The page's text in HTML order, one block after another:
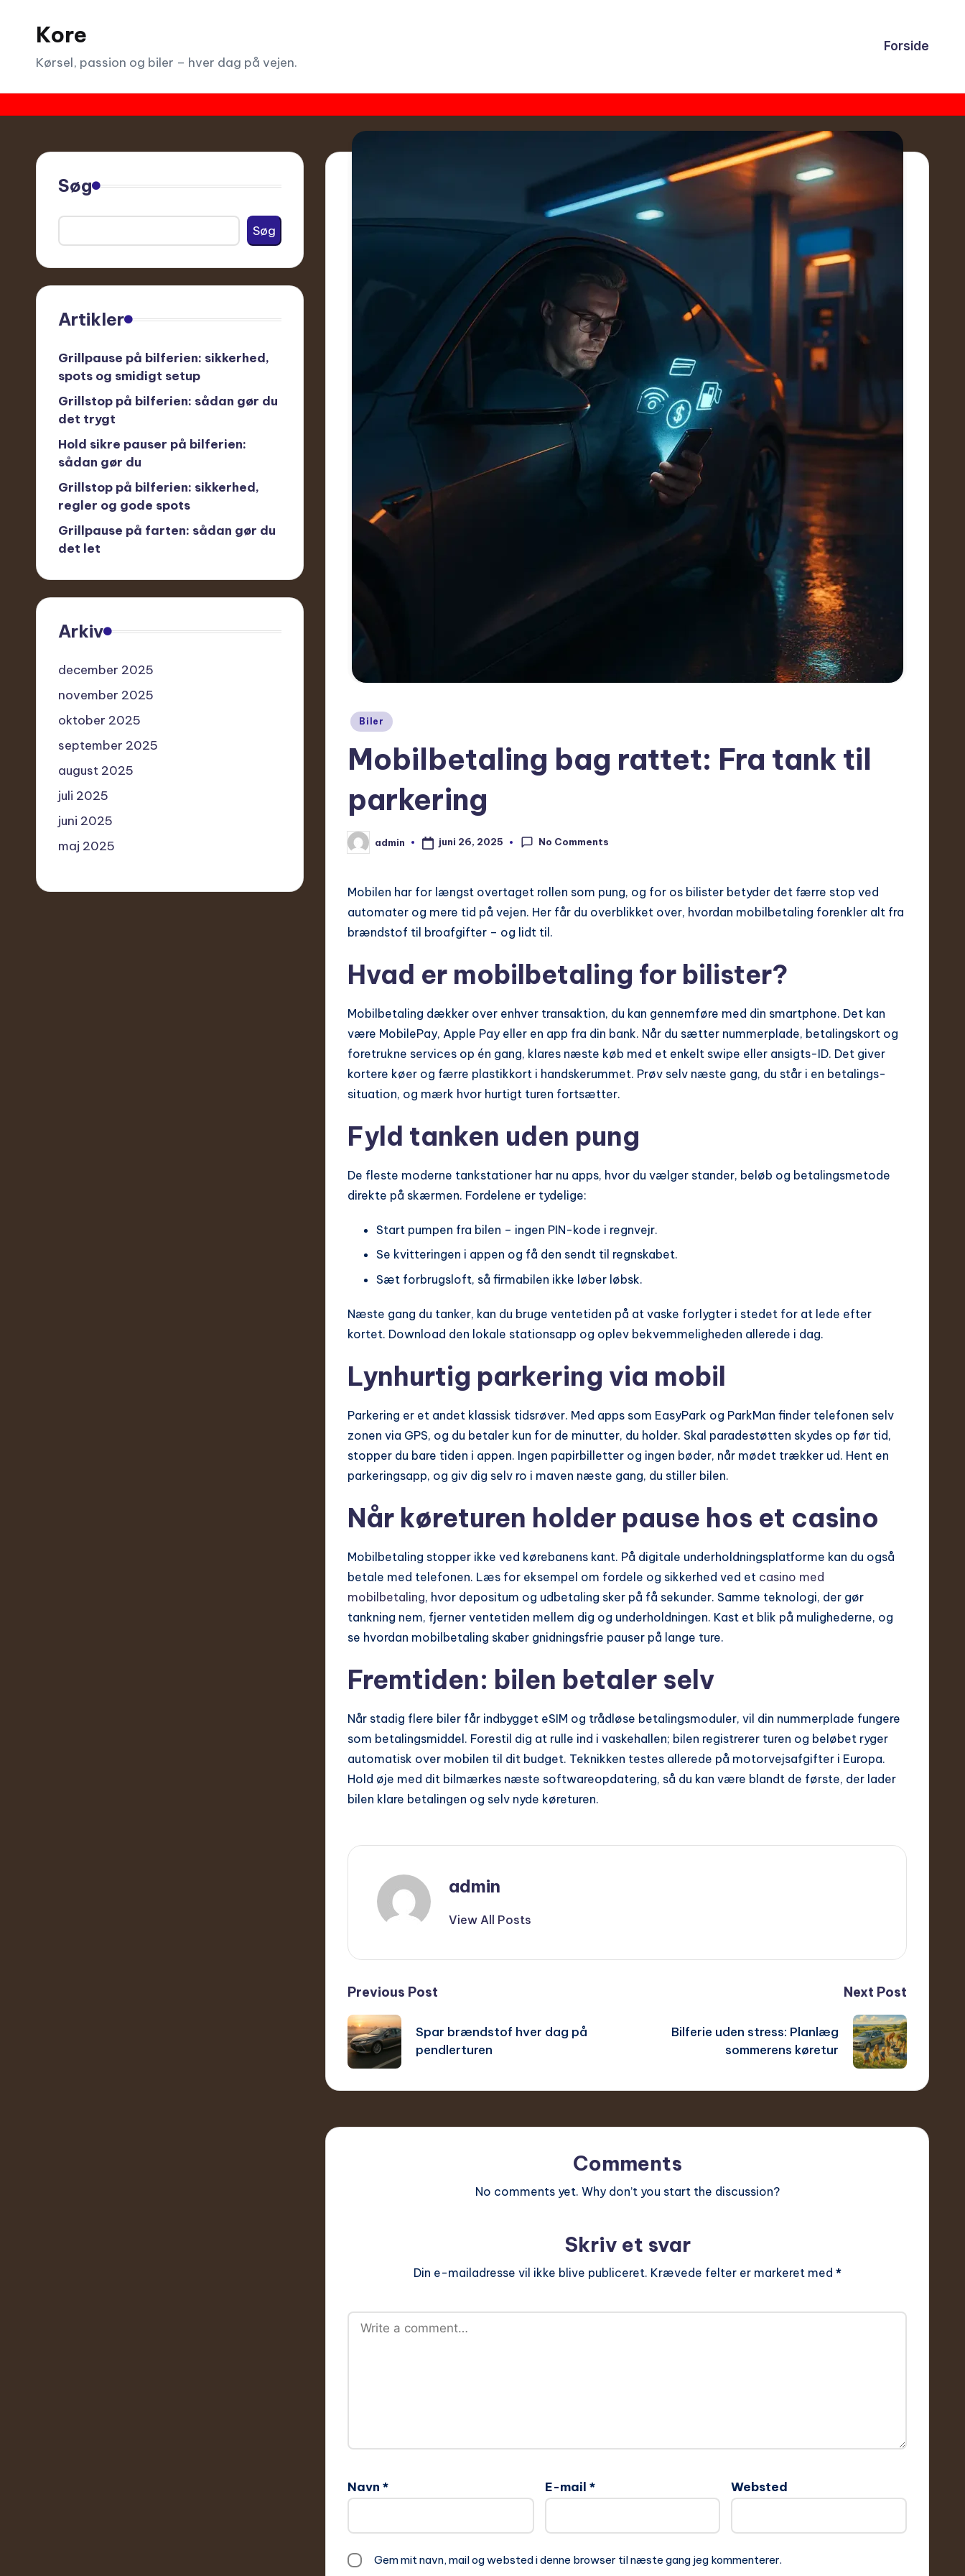
Kore
Kørsel, passion og biler – hver dag på vejen.
Forside
Posted
Biler
Mobilbetaling bag rattet: Fra tank til
parkering
Posted
by
admin juni 26, 2025 No Comments
Mobilen har for længst overtaget rollen som pung, og for os bilister betyder det færre stop ved
automater og mere tid på vejen. Her får du overblikket over, hvordan mobilbetaling forenkler alt fra
brændstof til broafgifter – og lidt til.
Hvad er mobilbetaling for bilister?
Mobilbetaling dækker over enhver transaktion, du kan gennemføre med din smartphone. Det kan
være MobilePay, Apple Pay eller en app fra din bank. Når du sætter nummerplade, betalingskort og
foretrukne services op én gang, klares næste køb med et enkelt swipe eller ansigts-ID. Det giver
kortere køer og færre plastikkort i handskerummet. Prøv selv næste gang, du står i en betalings­
situation, og mærk hvor hurtigt turen fortsætter.
Fyld tanken uden pung
De fleste moderne tankstationer har nu apps, hvor du vælger stander, beløb og betalings­metode
direkte på skærmen. Fordelene er tydelige:
Start pumpen fra bilen – ingen PIN-kode i regnvejr.
Se kvitteringen i appen og få den sendt til regnskabet.
Sæt forbrugsloft, så firmabilen ikke løber løbsk.
Næste gang du tanker, kan du bruge ventetiden på at vaske forlygter i stedet for at lede efter
kortet. Download den lokale stationsapp og oplev bekvemmeligheden allerede i dag.
Lynhurtig parkering via mobil
Parkering er et andet klassisk tidsrøver. Med apps som EasyPark og ParkMan finder telefonen selv
zonen via GPS, og du betaler kun for de minutter, du holder. Skal paradestøtten skydes op før tid,
stopper du bare tiden i appen. Ingen papirbilletter og ingen bøder, når mødet trækker ud. Hent en
parkeringsapp, og giv dig selv ro i maven næste gang, du stiller bilen.
Når køreturen holder pause hos et casino
Mobilbetaling stopper ikke ved kørebanens kant. På digitale underholdnings­platforme kan du også
betale med telefonen. Læs for eksempel om fordele og sikkerhed ved et casino med
mobilbetaling, hvor depositum og udbetaling sker på få sekunder. Samme teknologi, der gør
tankning nem, fjerner ventetiden mellem dig og underholdningen. Kast et blik på mulighederne, og
se hvordan mobil­betaling skaber gnidningsfrie pauser på lange ture.
Fremtiden: bilen betaler selv
Når stadig flere biler får indbygget eSIM og trådløse betalingsmoduler, vil din nummerplade fungere
som betalings­middel. Forestil dig at rulle ind i vaskehallen; bilen registrerer turen og beløbet ryger
automatisk over mobilen til dit budget. Teknikken testes allerede på motorvejs­afgifter i Europa.
Hold øje med dit bilmærkes næste software­opdatering, så du kan være blandt de første, der lader
bilen klare betalingen og selv nyde køreturen.
admin
View All Posts
Post
navigation
Previous Post
Spar brændstof hver dag på
pendlerturen
Next Post
Bilferie uden stress: Planlæg
sommerens køretur
Comments
No comments yet. Why don’t you start the discussion?
Skriv et svar
Din e-mailadresse vil ikke blive publiceret. Krævede felter er markeret med *
Navn* E-mail * Websted
Gem mit navn, mail og websted i denne browser til næste gang jeg kommenterer.
Søg
Søg
Artikler
Grillpause på bilferien: sikkerhed,
spots og smidigt setup
Grillstop på bilferien: sådan gør du
det trygt
Hold sikre pauser på bilferien:
sådan gør du
Grillstop på bilferien: sikkerhed,
regler og gode spots
Grillpause på farten: sådan gør du
det let
Arkiv
december 2025
november 2025
oktober 2025
september 2025
august 2025
juli 2025
juni 2025
maj 2025